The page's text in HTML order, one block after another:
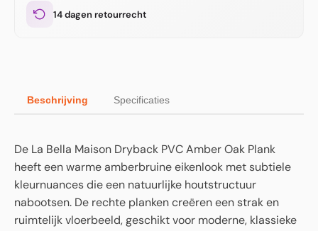
14 dagen retourrecht
Beschrijving Specificaties
De La Bella Maison Dryback PVC Amber Oak Plank
heeft een warme amberbruine eikenlook met subtiele
kleurnuances die een natuurlijke houtstructuur
nabootsen. De rechte planken creëren een strak en
ruimtelijk vloerbeeld, geschikt voor moderne, klassieke